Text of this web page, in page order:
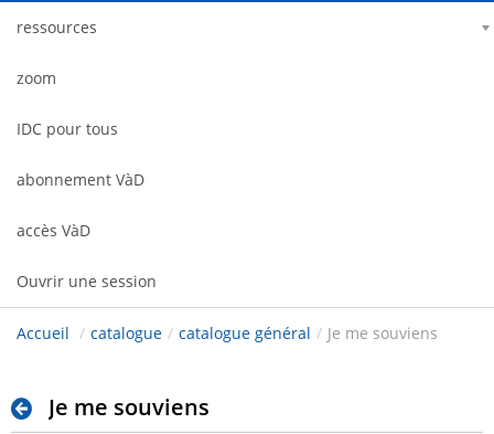
ressources
zoom
IDC pour tous
abonnement VàD
accès VàD
Ouvrir une session
Accueil / catalogue / catalogue général / Je me souviens
Je me souviens